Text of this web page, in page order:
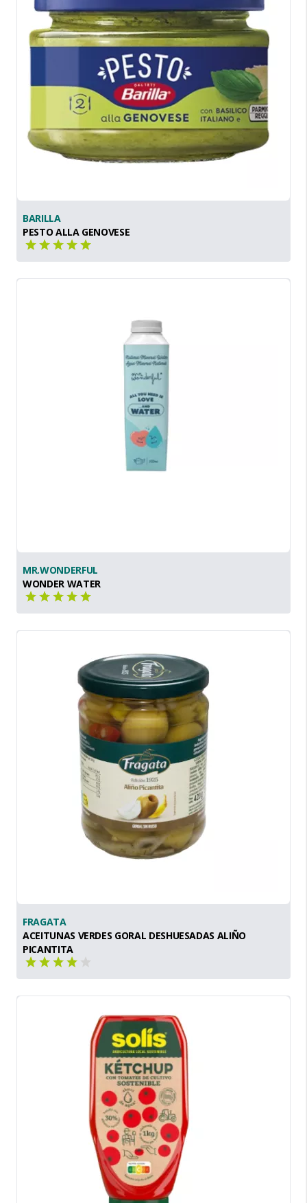
BARILLA
PESTO ALLA GENOVESE
MR.WONDERFUL
WONDER WATER
FRAGATA
ACEITUNAS VERDES GORAL DESHUESADAS ALIÑO
PICANTITA